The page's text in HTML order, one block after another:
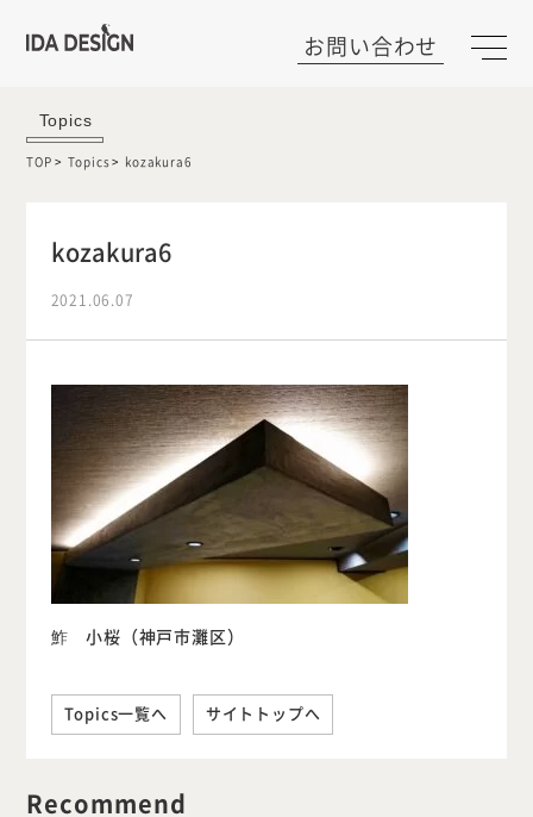
お問い合わせ
Topics
TOP Topics kozakura6
kozakura6
2021.06.07
鮓 小桜（神戸市灘区）
Topics一覧へ サイトトップへ
Recommend